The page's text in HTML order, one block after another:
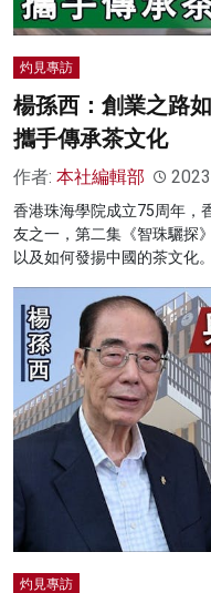
灼見專訪
楊孫西：創業之路
攜手傳承茶文化
作者: 本社編輯部
香港珠海學院成立75周年，
友之一，第二集《智珠驪探
以及如何發揚中國的茶文化。
灼見專訪